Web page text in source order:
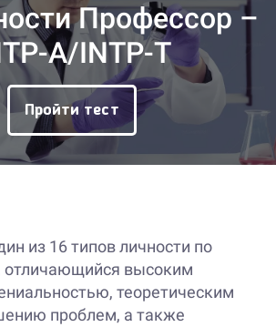
Профессор –
A/INTP-T
Пройти тест
из 16 типов личности по
отличающийся высоким
теоретическим
проблем, а также